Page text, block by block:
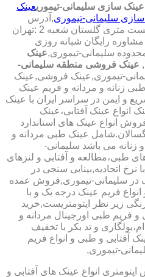
عینک سازی سلیمانی-تیموریعینک
سلیمانی-تیموری,آدرس
شعبه 1 :تهران شاهین شمالی بیست متری گلستان شعبه 2 :تهران
رایگان شبانه روزی
سلیمانی-تیموری,عینک
, عینک فروشی منطقه سلیمانی-
تیموری,عینک فروشی,عینک
زنانه و مردانه و فریم عینک
و ایمن در سراسر ایران با عینک
انواع عینک آفتابی،عینک
انواع عینک های استاندارد
عینک طبی مردانه و
زنانه می باشد سلیمانی-
طبی،مطالعه و آفتابی و لنزهای
اتحادیه,بینایی سنجی در
در سلیمانی-تیموری,فروش عمده
فریم عینک درجه یک و با
زیر نظر اپتومتریست,خرید
و فریم طبی اورجینال مردانه و
و تد بکر با تخفیف
آفتابی و طبی و انواع فریم
تیموری,
اپتومتری انواع عینک های آفتابی و